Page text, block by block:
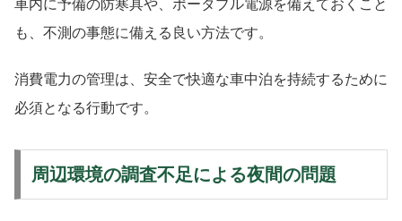
車内に予備の防寒具や、ポータブル電源を備えておくこと
も、不測の事態に備える良い方法です。
消費電力の管理は、安全で快適な車中泊を持続するために
必須となる行動です。
周辺環境の調査不足による夜間の問題